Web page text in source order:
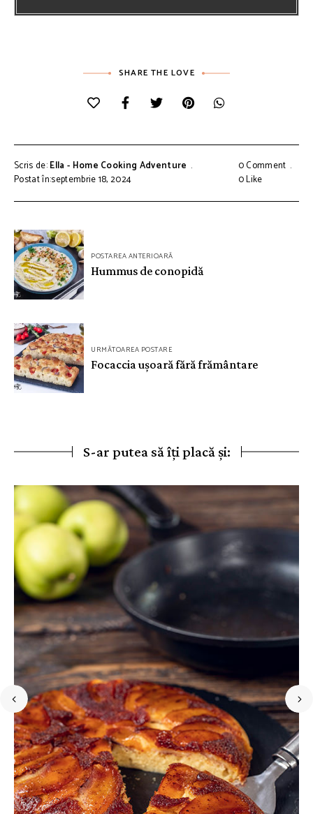
SHARE THE LOVE
Scris de:Ella - Home Cooking Adventure
Postat în:septembrie 18, 2024
0 Comment
0Like
Navigare
în
articole
POSTAREA ANTERIOARĂ
Hummus de conopidă
URMĂTOAREA POSTARE
Focaccia ușoară fără frământare
S-ar putea să îți placă și: